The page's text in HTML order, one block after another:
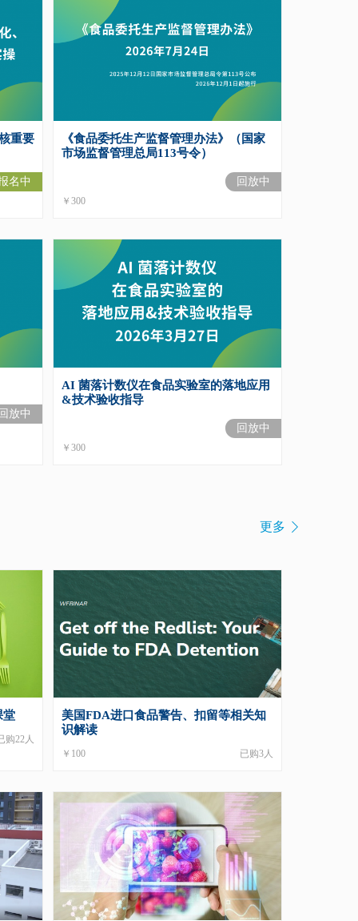
重要
名中
《食品委托生产监督管理办法》（国家
市场监督管理总局113号令）
回放中
￥300
放中
AI 菌落计数仪在食品实验室的落地应用
&技术验收指导
回放中
￥300
更多 
堂
购22人
美国FDA进口食品警告、扣留等相关知
识解读
￥100 已购3人